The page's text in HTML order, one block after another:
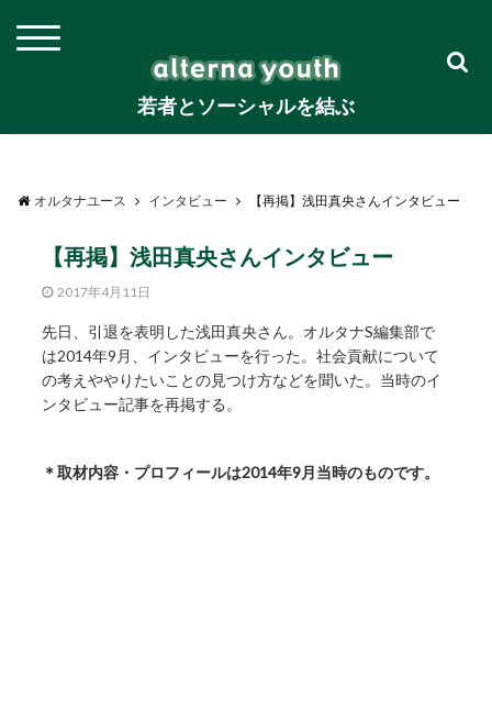
若者とソーシャルを結ぶ
オルタナユース インタビュー 【再掲】浅田真央さんインタビュー
【再掲】浅田真央さんインタビュー
2017年4月11日
先日、引退を表明した浅田真央さん。オルタナS編集部で
は2014年9月、インタビューを行った。社会貢献について
の考えややりたいことの見つけ方などを聞いた。当時のイ
ンタビュー記事を再掲する。
＊取材内容・プロフィールは2014年9月当時のものです。